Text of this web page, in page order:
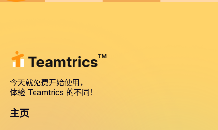
今天就免费开始使用，
体验 Teamtrics 的不同！
主页